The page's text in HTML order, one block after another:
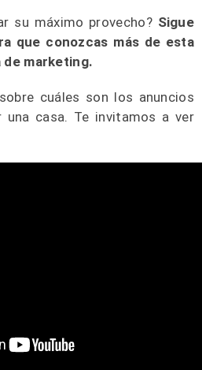
su máximo provecho? Sigue
que conozcas más de esta
marketing.
cuáles son los anuncios
una casa. Te invitamos a ver